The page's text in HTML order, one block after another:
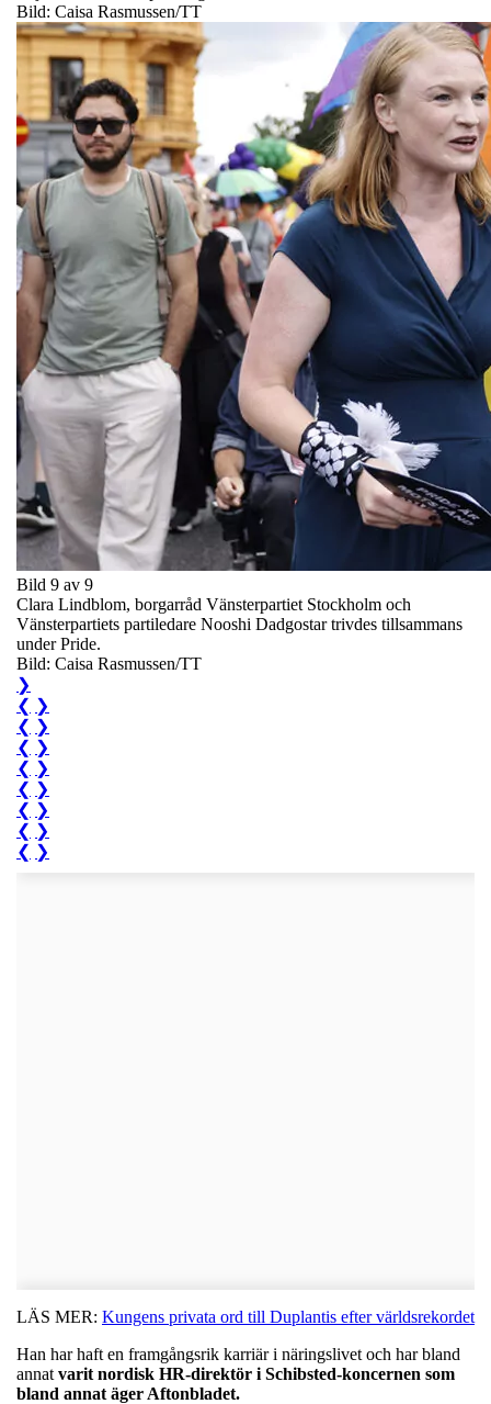
Bild: Caisa Rasmussen/TT
Bild 9 av 9
Clara Lindblom, borgarråd Vänsterpartiet Stockholm och
Vänsterpartiets partiledare Nooshi Dadgostar trivdes tillsammans
under Pride.
Bild: Caisa Rasmussen/TT
❯
❮ ❯
❮ ❯
❮ ❯
❮ ❯
❮ ❯
❮ ❯
❮ ❯
❮ ❯
LÄS MER: Kungens privata ord till Duplantis efter världsrekordet
Han har haft en framgångsrik karriär i näringslivet och har bland
annat varit nordisk HR-direktör i Schibsted-koncernen som
bland annat äger Aftonbladet.